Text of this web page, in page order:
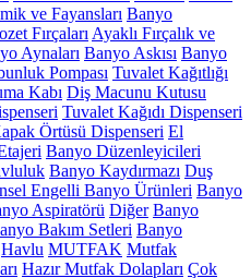
ve Fayansları Banyo
Fırçaları Ayaklı Fırçalık ve
Aynaları Banyo Askısı Banyo
Pompası Tuvalet Kağıtlığı
Kabı Diş Macunu Kutusu
Tuvalet Kağıdı Dispenseri
Örtüsü Dispenseri El
Banyo Düzenleyicileri
Banyo Kaydırmazı Duş
Engelli Banyo Ürünleri Banyo
Aspiratörü Diğer Banyo
Bakım Setleri Banyo
Havlu MUTFAK Mutfak
Hazır Mutfak Dolapları Çok